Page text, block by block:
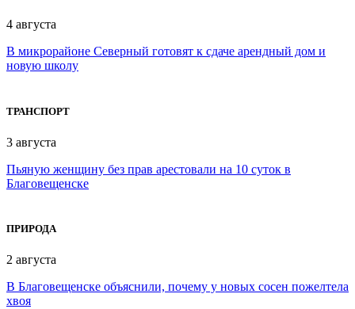
4 августа
В микрорайоне Северный готовят к сдаче арендный дом и
новую школу
ТРАНСПОРТ
3 августа
Пьяную женщину без прав арестовали на 10 суток в
Благовещенске
ПРИРОДА
2 августа
В Благовещенске объяснили, почему у новых сосен пожелтела
хвоя